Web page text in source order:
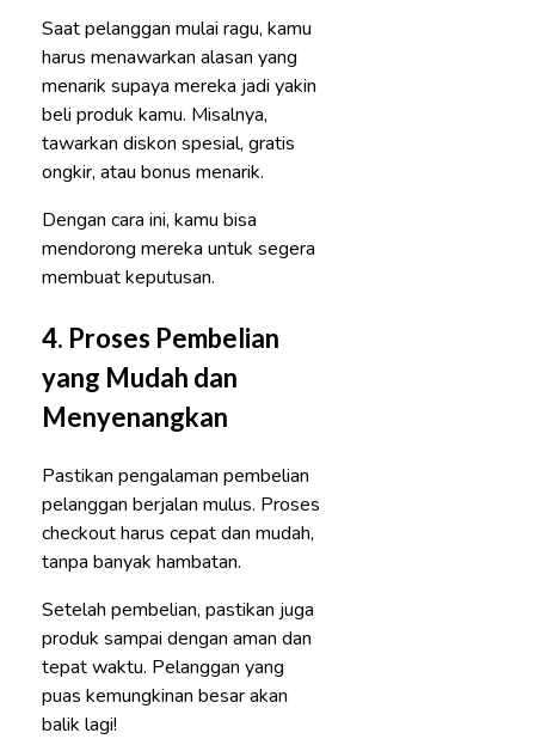
Saat pelanggan mulai ragu, kamu
harus menawarkan alasan yang
menarik supaya mereka jadi yakin
beli produk kamu. Misalnya,
tawarkan diskon spesial, gratis
ongkir, atau bonus menarik.
Dengan cara ini, kamu bisa
mendorong mereka untuk segera
membuat keputusan.
4. Proses Pembelian
yang Mudah dan
Menyenangkan
Pastikan pengalaman pembelian
pelanggan berjalan mulus. Proses
checkout harus cepat dan mudah,
tanpa banyak hambatan.
Setelah pembelian, pastikan juga
produk sampai dengan aman dan
tepat waktu. Pelanggan yang
puas kemungkinan besar akan
balik lagi!